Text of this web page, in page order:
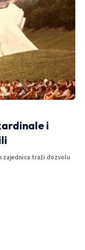
i
zajednica traži dozvolu